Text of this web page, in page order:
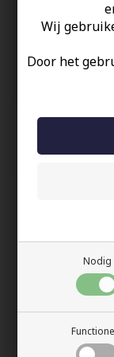
Wij
Door het
Nodig
Op Voorraad
100%
60 dagen